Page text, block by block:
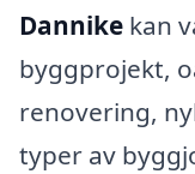
Dannike kan
byggprojekt,
renovering,
typer av